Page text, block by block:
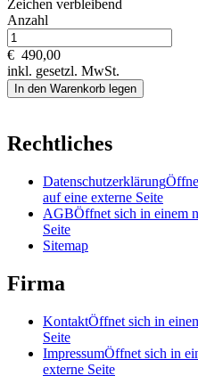
Zeichen verbleibend
Anzahl
€ 490,00
inkl. gesetzl. MwSt.
In den Warenkorb legen
Rechtliches
Datenschutzerklärung
auf eine externe Seite
AGBÖffnet sich in einem
Seite
Sitemap
Firma
KontaktÖffnet sich in
Seite
ImpressumÖffnet sich in
externe Seite